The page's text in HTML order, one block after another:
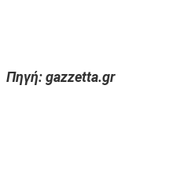
Πηγή: gazzetta.gr